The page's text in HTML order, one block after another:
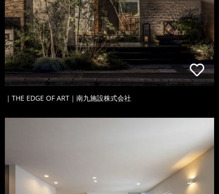
｜THE EDGE OF ART｜南九施設株式会社